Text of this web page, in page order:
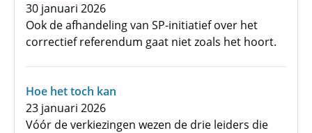
30 januari 2026
Ook de afhandeling van SP-initiatief over het
correctief referendum gaat niet zoals het hoort.
Hoe het toch kan
23 januari 2026
Vóór de verkiezingen wezen de drie leiders die